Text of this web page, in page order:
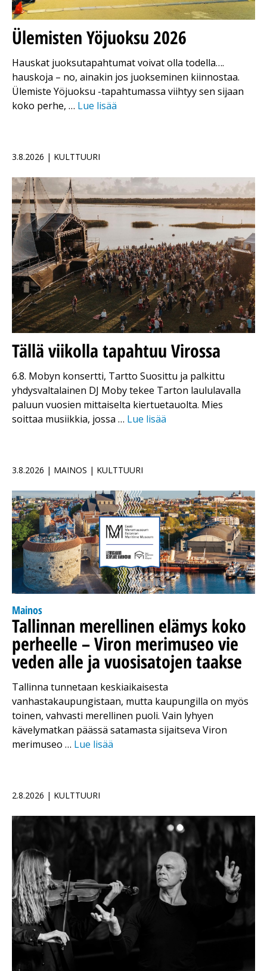
Ülemisten Yöjuoksu 2026
Hauskat juoksutapahtumat voivat olla todella….
hauskoja – no, ainakin jos juokseminen kiinnostaa.
Ülemiste Yöjuoksu -tapahtumassa viihtyy sen sijaan
koko perhe, … Lue lisää
3.8.2026 | KULTTUURI
Tällä viikolla tapahtuu Virossa
6.8. Mobyn konsertti, Tartto Suosittu ja palkittu
yhdysvaltalainen DJ Moby tekee Tarton laululavalla
paluun vuosien mittaiselta kiertuetauolta. Mies
soittaa musiikkia, jossa … Lue lisää
3.8.2026 | MAINOS | KULTTUURI
Mainos
Tallinnan merellinen elämys koko
perheelle – Viron merimuseo vie
veden alle ja vuosisatojen taakse
Tallinna tunnetaan keskiaikaisesta
vanhastakaupungistaan, mutta kaupungilla on myös
toinen, vahvasti merellinen puoli. Vain lyhyen
kävelymatkan päässä satamasta sijaitseva Viron
merimuseo … Lue lisää
2.8.2026 | KULTTUURI